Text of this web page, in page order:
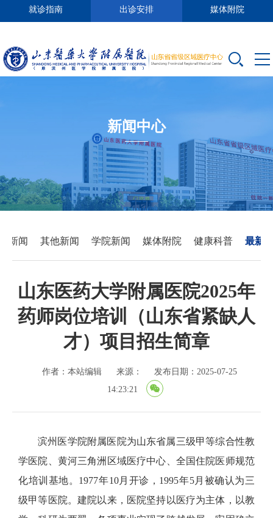
就诊指南 出诊安排 媒体附院
新闻中心
新闻 其他新闻 学院新闻 媒体附院 健康科普 最新
山东医药大学附属医院2025年
药师岗位培训（山东省紧缺人
才）项目招生简章
作者：本站编辑 来源：
发布日期：2025-07-25
14:23:21
滨州医学院附属医院为山东省属三级甲等综合性教
学医院、黄河三角洲区域医疗中心、全国住院医师规范
化培训基地。1977年10月开诊，1995年5月被确认为三
级甲等医院。建院以来，医院坚持以医疗为主体，以教